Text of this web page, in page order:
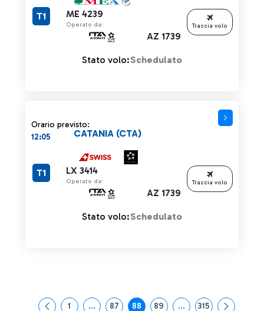
ME 4239
Operato da:
AZ 1739
T1
Stato volo:Schedulato
Traccia volo
Orario previsto:
12:05
LX 3414
Operato da:
AZ 1739
CATANIA (CTA)
T1
Stato volo:Schedulato
Traccia volo
Pagina
1 ...Pagine intermedie Use TAB to navigate.
Pagina
87 Pagina
88 Pagina
89 ...Pagine intermedie
Pagina
315